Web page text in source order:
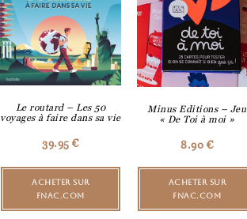
Le routard – Les 50
voyages à faire dans sa vie
39.95 €
ACHETER SUR
FNAC.COM
Minus Editions – Jeu
« De Toi à moi »
8.90 €
ACHETER SUR
FNAC.COM